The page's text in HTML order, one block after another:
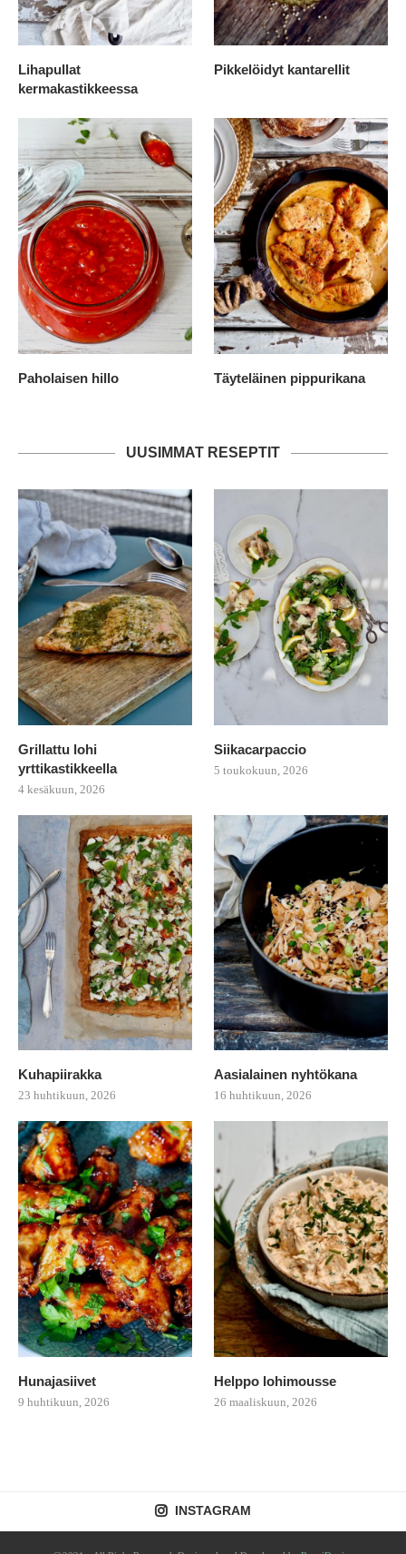
Lihapullat
kermakastikkeessa
Pikkelöidyt kantarellit
Paholaisen hillo Täyteläinen pippurikana
UUSIMMAT RESEPTIT
Grillattu lohi
yrttikastikkeella
4 kesäkuun, 2026
Siikacarpaccio
5 toukokuun, 2026
Kuhapiirakka
23 huhtikuun, 2026
Aasialainen nyhtökana
16 huhtikuun, 2026
Hunajasiivet
9 huhtikuun, 2026
Helppo lohimousse
26 maaliskuun, 2026
INSTAGRAM